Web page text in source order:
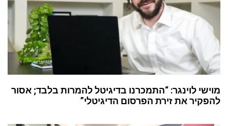
מוישי לוינגר: “התמכרנו בדיגיטל להמרות בלבד; אסור
להפקיר את זירת הפרסום הדיגיטלי”